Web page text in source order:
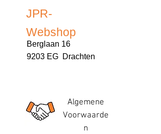
JPR-
Webshop
Berglaan 16
9203 EG Drachten
Algemene
Voorwaarde
n